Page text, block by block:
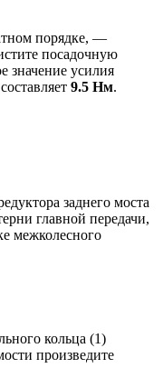
порядке, —
посадочную
значение усилия
9.5 Нм.
заднего моста
главной передачи,
межколесного
кольца (1)
произведите